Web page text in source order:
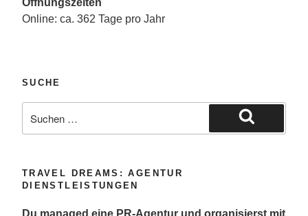
Online: ca. 362 Tage pro Jahr
SUCHE
nach:
Suchen
TRAVEL DREAMS: AGENTUR
DIENSTLEISTUNGEN
Du managed eine PR-Agentur und organisierst mit